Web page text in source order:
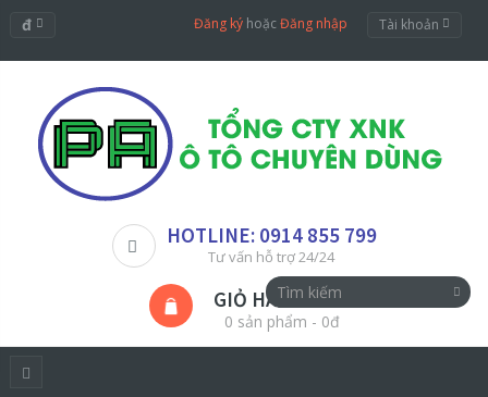
đ Đăng ký hoặcĐăng nhập Tài khoản
HOTLINE: 0914 855 799
Tư vấn hỗ trợ 24/24
GIỎ HÀNG
0 sản phẩm - 0đ